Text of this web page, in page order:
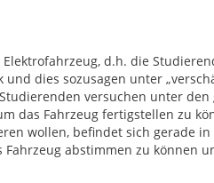
d.h. die
dies sozusagen unter
versuchen unter
das Fahrzeug fertigstellen zu
wollen, befindet sich gerade
abstimmen zu können